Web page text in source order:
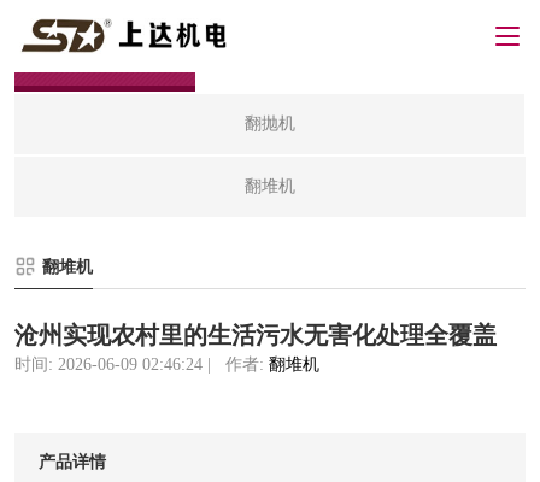
翻抛机
翻堆机
翻堆机
沧州实现农村里的生活污水无害化处理全覆盖
时间: 2026-06-09 02:46:24 | 作者: 翻堆机
产品详情